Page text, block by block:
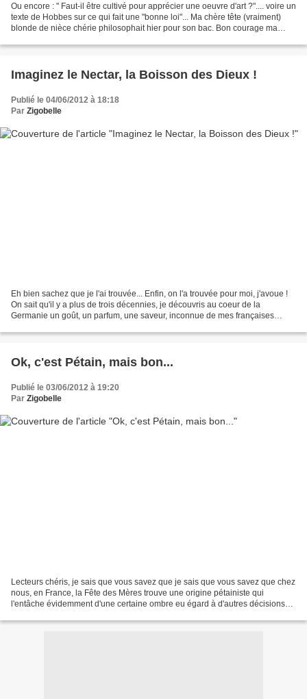
Ou encore : " Faut-il être cultivé pour apprécier une oeuvre d'art ?".... voire un
texte de Hobbes sur ce qui fait une "bonne loi"... Ma chère tête (vraiment)
blonde de nièce chérie philosophait hier pour son bac. Bon courage ma
Imaginez le Nectar, la Boisson des Dieux !
Publié le 04/06/2012 à 18:18
Par Zigobelle
Eh bien sachez que je l'ai trouvée... Enfin, on l'a trouvée pour moi, j'avoue !
On sait qu'il y a plus de trois décennies, je découvris au coeur de la
Germanie un goût, un parfum, une saveur, inconnue de mes françaises
Ok, c'est Pétain, mais bon...
Publié le 03/06/2012 à 19:20
Par Zigobelle
Lecteurs chéris, je sais que vous savez que je sais que vous savez que chez
nous, en France, la Fête des Mères trouve une origine pétainiste qui
l'entâche évidemment d'une certaine ombre eu égard à d'autres décisions